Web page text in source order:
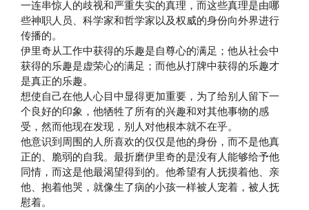
一连串惊人的歧视和严重失实的真理，而这些真理是由哪
些神职人员、科学家和哲学家以及权威的身份向外界进行
传播的。
伊里奇从工作中获得的乐趣是自尊心的满足；他从社会中
获得的乐趣是虚荣心的满足；而他从打牌中获得的乐趣才
是真正的乐趣。
想使自己在他人心目中显得更加重要，为了给别人留下一
个良好的印象，他牺牲了所有的兴趣和对其他事物的感
受，然而他现在发现，别人对他根本就不在乎。
他意识到周围的人所喜欢的仅仅是他的身份，而不是他真
正的、脆弱的自我。最折磨伊里奇的是没有人能够给予他
同情，而这是他最渴望得到的。他希望有人抚摸着他、亲
他、抱着他哭，就像生了病的小孩一样被人宠着，被人抚
慰着。